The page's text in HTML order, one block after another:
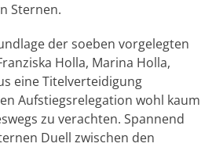
Sternen.
der soeben vorgelegten
Holla, Marina Holla,
eine Titelverteidigung
Aufstiegsrelegation wohl kaum
zu verachten. Spannend
Duell zwischen den